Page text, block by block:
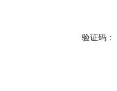
验证码：